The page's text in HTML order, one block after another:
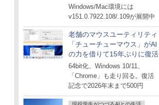
対処
Windows/Mac環境には
v151.0.7922.108/.109が展開中
老舗のマウスユーティリティ
「チューチューマウス」がAI
の力を借りて15年ぶりに復活
64bit化、Windows 10/11、
「Chrome」も走り回る。復活
記念で2026年末まで500円